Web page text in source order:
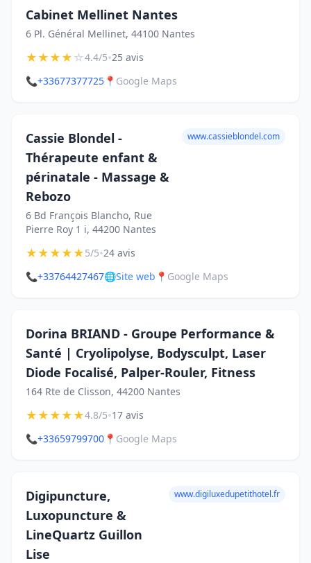
Cabinet Mellinet Nantes
6 Pl. Général Mellinet, 44100 Nantes
★★★★☆4.4/5•25 avis
📞+33677377725 📍 Google Maps
Cassie Blondel -
Thérapeute enfant &
périnatale - Massage &
Rebozo
6 Bd François Blancho, Rue
Pierre Roy 1 i, 44200 Nantes
www.cassieblondel.com
★★★★★5/5•24 avis
📞+33764427467🌐Site web 📍 Google Maps
Dorina BRIAND - Groupe Performance &
Santé | Cryolipolyse, Bodysculpt, Laser
Diode Focalisé, Palper-Rouler, Fitness
164 Rte de Clisson, 44200 Nantes
★★★★★4.8/5•17 avis
📞+33659799700 📍 Google Maps
Digipuncture,
Luxopuncture &
LineQuartz Guillon
Lise
www.digiluxedupetithotel.fr